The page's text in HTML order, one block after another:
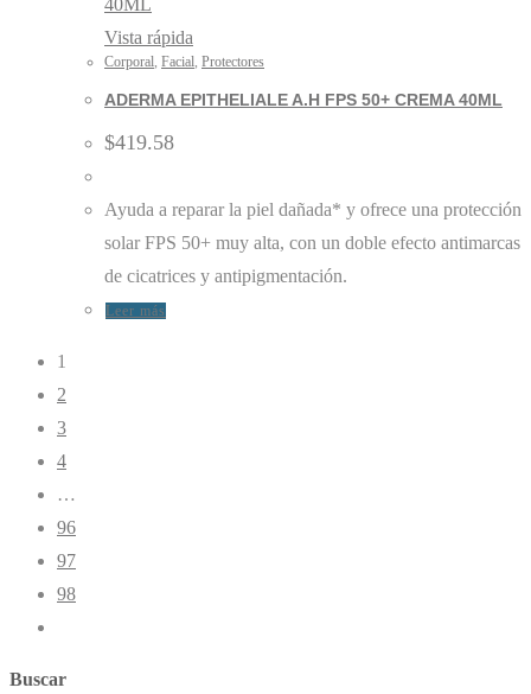
Vista rápida
Corporal, Facial, Protectores
ADERMA EPITHELIALE A.H FPS 50+ CREMA 40ML
$419.58
Ayuda a reparar la piel dañada* y ofrece una protección
solar FPS 50+ muy alta, con un doble efecto antimarcas
de cicatrices y antipigmentación.
Leer más
1
2
3
4
…
96
97
98
Buscar